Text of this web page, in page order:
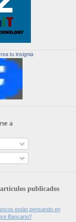
tu insignia
a
publicados
están pensando en
Bancario?